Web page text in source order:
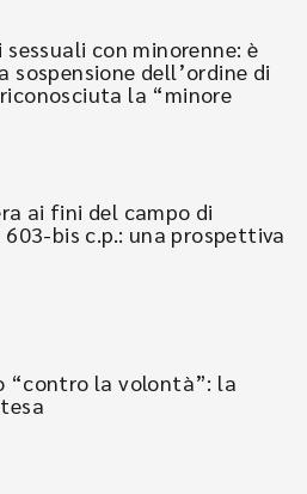
con minorenne: è
dell’ordine di
la “minore
ai fini del campo di
bis c.p.: una prospettiva
“contro la volontà”: la